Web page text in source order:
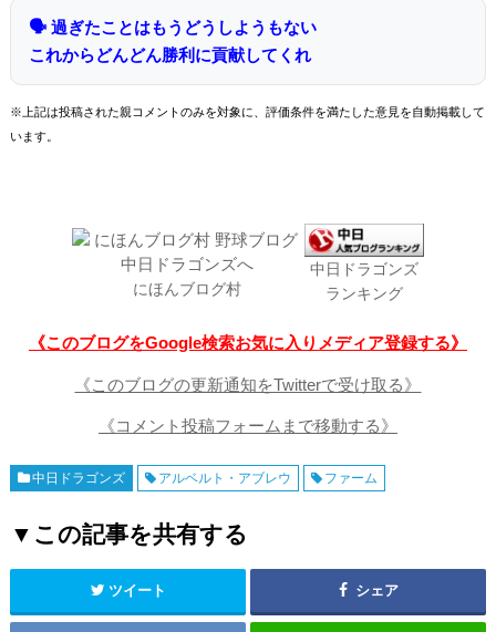
🗣 過ぎたことはもうどうしようもない
これからどんどん勝利に貢献してくれ
※上記は投稿された親コメントのみを対象に、評価条件を満たした意見を自動掲載して
います。
にほんブログ村
中日ドラゴンズ
ランキング
《このブログをGoogle検索お気に入りメディア登録する》
《このブログの更新通知をTwitterで受け取る》
《コメント投稿フォームまで移動する》
中日ドラゴンズ アルベルト・アブレウ ファーム
▼この記事を共有する
ツイート シェア